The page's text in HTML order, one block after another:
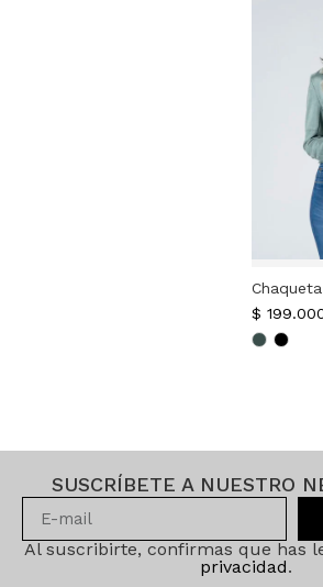
$
SUSCRÍBETE A NUESTRO
Al suscribirte, confirmas que has
privacidad.